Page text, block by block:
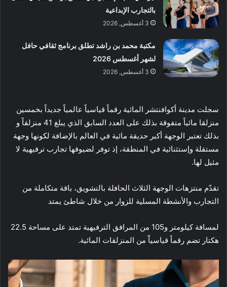
بالتجارب الإبداعية
3 أغسطس, 2026
مكتبة محمد بن راشد تطلق برنامج ثقافي حافل
لشهر أغسطس 2026
3 أغسطس, 2026
سجلت مدينة أكوافنتشر المائية رقماً قياسياً عالمياً جديداً بخمسين
منزلقا مائياً متفوقة بذلك على العدد السابق الذي يبلغ 41 منزلقاً و
بذلك تعتبر الوجهة أكبر حديقة مائية في العالم بالإضافة لكونها وجهة
مستقلة وإستثنائية في المنطقة، إذ توفر لضيوفها تجارب ترفيهية لا
مثيل لها.
تقدّم منتزهات الوجهة الثلاث الحافلة بالتشويق، باقة متكاملة من
التجارب والأنشطة المسلية للزوار من خلال شاطئ يمتد
لمسافة كيلومتر و105 من المرافق الترفيهية تمتد على مساحة 22.5
هكتار تضم رقماً قياسياّ من المنزلقات المائية.